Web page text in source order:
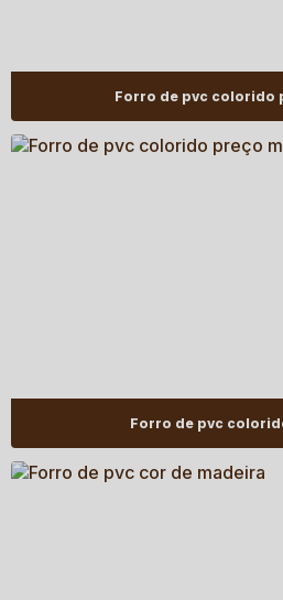
Forro de pvc colorido
Forro de pvc